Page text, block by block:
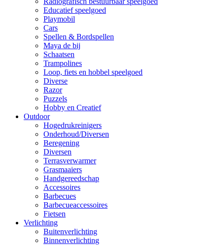
Educatief speelgoed
Playmobil
Cars
Spellen & Bordspellen
Maya de bij
Schaatsen
Trampolines
Loop, fiets en hobbel speelgoed
Diverse
Razor
Puzzels
Hobby en Creatief
Outdoor
Hogedrukreinigers
Onderhoud/Diversen
Beregening
Diversen
Terrasverwarmer
Grasmaaiers
Handgereedschap
Accessoires
Barbecues
Barbecueaccessoires
Fietsen
Verlichting
Buitenverlichting
Binnenverlichting